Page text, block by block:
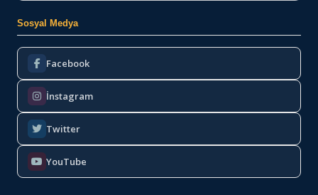
Sosyal Medya
Facebook
İnstagram
Twitter
YouTube